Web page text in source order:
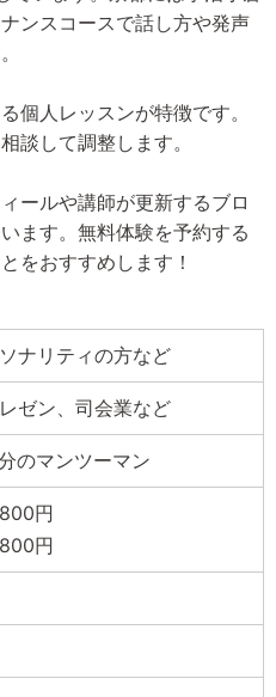
ンスコースで話し方や発声
個人レッスンが特徴です。
談して調整します。
ールや講師が更新するブロ
ます。無料体験を予約する
をおすすめします！
ナリティの方など
ゼン、司会業など
のマンツーマン
円
円